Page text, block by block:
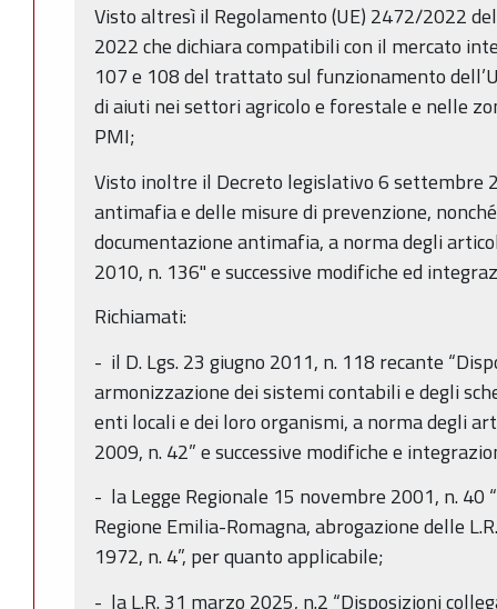
Visto altresì il Regolamento (UE) 2472/2022
2022 che dichiara compatibili con il mercato
107 e 108 del trattato sul funzionamento
di aiuti nei settori agricolo e forestale e nelle
PMI;
Visto inoltre il Decreto legislativo 6 settembre
antimafia e delle misure di prevenzione,
documentazione antimafia, a norma degli
2010, n. 136" e successive modifiche ed
Richiamati:
- il D. Lgs. 23 giugno 2011, n. 118 recante
armonizzazione dei sistemi contabili e degli
enti locali e dei loro organismi, a norma degli
2009, n. 42” e successive modifiche e
- la Legge Regionale 15 novembre 2001, n. 40
Regione Emilia-Romagna, abrogazione delle
1972, n. 4”, per quanto applicabile;
- la L.R. 31 marzo 2025, n.2 “Disposizioni